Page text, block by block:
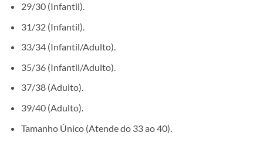
29/30 (Infantil).
31/32 (Infantil).
33/34 (Infantil/Adulto).
35/36 (Infantil/Adulto).
37/38 (Adulto).
39/40 (Adulto).
Tamanho Único (Atende do 33 ao 40).